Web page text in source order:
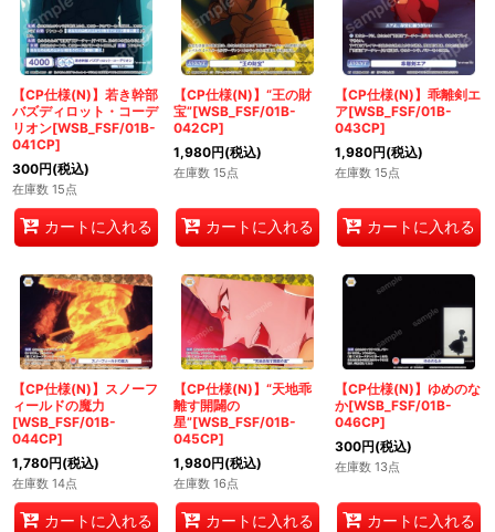
【CP仕様(N)】若き幹部
バズディロット・コーデ
リオン[WSB_FSF/01B-
041CP]
300円(税込)
在庫数 15点
カートに入れる
【CP仕様(N)】“王の財
宝”[WSB_FSF/01B-
042CP]
1,980円(税込)
在庫数 15点
カートに入れる
【CP仕様(N)】乖離剣エ
ア[WSB_FSF/01B-
043CP]
1,980円(税込)
在庫数 15点
カートに入れる
【CP仕様(N)】スノーフ
ィールドの魔力
[WSB_FSF/01B-
044CP]
1,780円(税込)
在庫数 14点
カートに入れる
【CP仕様(N)】“天地乖
離す開闢の
星”[WSB_FSF/01B-
045CP]
1,980円(税込)
在庫数 16点
カートに入れる
【CP仕様(N)】ゆめのな
か[WSB_FSF/01B-
046CP]
300円(税込)
在庫数 13点
カートに入れる